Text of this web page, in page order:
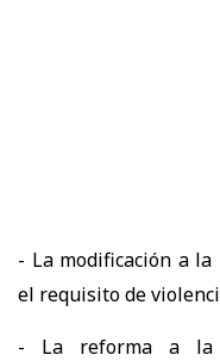
- La modificación a
el requisito de
- La reforma a la